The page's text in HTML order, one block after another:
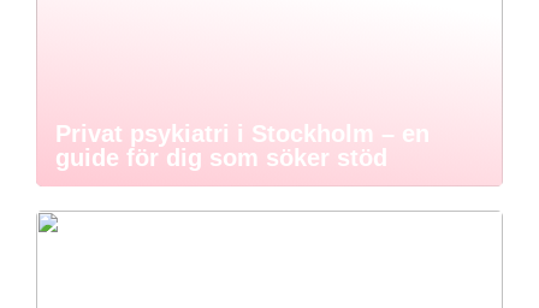
Privat psykiatri i Stockholm – en
guide för dig som söker stöd